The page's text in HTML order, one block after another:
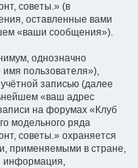
советы.» (в
оставленные вами
«ваши сообщения»).
однозначно
пользователя»),
записью (далее
«ваш адрес
на форумах «Клуб
модельного ряда
советы.» охраняется
применяемыми в стране,
информация,